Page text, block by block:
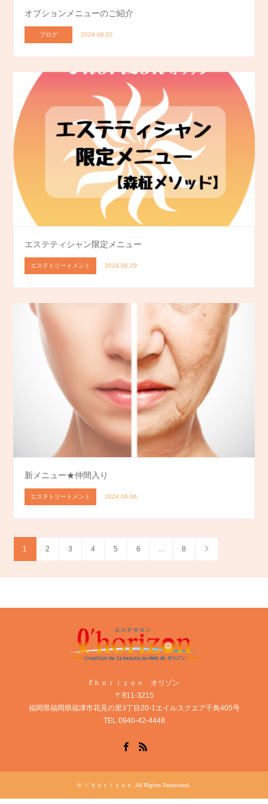
オプションメニューのご紹介
ブログ 2024.08.07
エステティシャン限定メニュー
エステトリートメント 2024.06.29
新メニュー★仲間入り
エステトリートメント 2024.06.06
1 2 3 4 5 6 8
ℓ’ｈｏｒｉｚｏｎ オリゾン
〒811-3215
福岡県福岡県福津市花見の里3丁目20-1エイルスクエア千鳥405号
TEL 0940-42-4448
© ｌ’ｈｏｒｉｚｏｎ . All Rights Reserved.